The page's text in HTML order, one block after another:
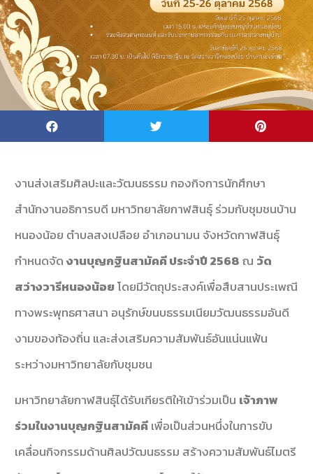
งานส่งเสริมศิลปะและวัฒนธรรม กองกิจการนักศึกษา
สำนักงานอธิการบดี มหาวิทยาลัยกาฬสินธุ์ ร่วมกับชุมชนบ้าน
หนองน้อย ตำบลสงเปลือย อำเภอนามน จังหวัดกาฬสินธุ์
กำหนดจัดงานบุญกฐินสามัคคี ประจำปี 2568ณ วัด
สว่างวารีหนองน้อยโดยมีวัตถุประสงค์เพื่อสืบสานประเพณี
ทางพระพุทธศาสนา อนุรักษ์ขนบธรรมเนียมวัฒนธรรมอันดี
งามของท้องถิ่น และส่งเสริมความสัมพันธ์อันแน่นแฟ้น
ระหว่างมหาวิทยาลัยกับชุมชน
มหาวิทยาลัยกาฬสินธุ์ได้รับเกียรติให้เข้าร่วมเป็น เจ้าภาพ
ร่วมในงานบุญกฐินสามัคคีเพื่อเป็นส่วนหนึ่งในการขับ
เคลื่อนกิจกรรมด้านศิลปวัฒนธรรม สร้างความสัมพันธ์ไมตรี